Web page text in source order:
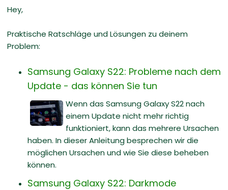
Hey,
Praktische Ratschläge und Lösungen zu deinem
Problem:
Samsung Galaxy S22: Probleme nach dem
Update - das können Sie tun
Wenn das Samsung Galaxy S22 nach
einem Update nicht mehr richtig
funktioniert, kann das mehrere Ursachen
haben. In dieser Anleitung besprechen wir die
möglichen Ursachen und wie Sie diese beheben
können.
Samsung Galaxy S22: Darkmode